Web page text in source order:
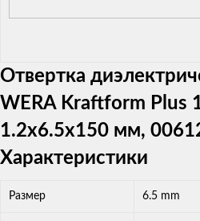
Отвертка
WERA Kraftform Plus
1.2x6.5x150 мм,
Характеристики
Размер 6.5 mm